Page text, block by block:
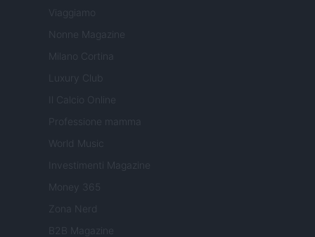
Viaggiamo
Nonne Magazine
Milano Cortina
Luxury Club
Il Calcio Online
Professione mamma
World Music
Investimenti Magazine
Money 365
Zona Nerd
B2B Magazine